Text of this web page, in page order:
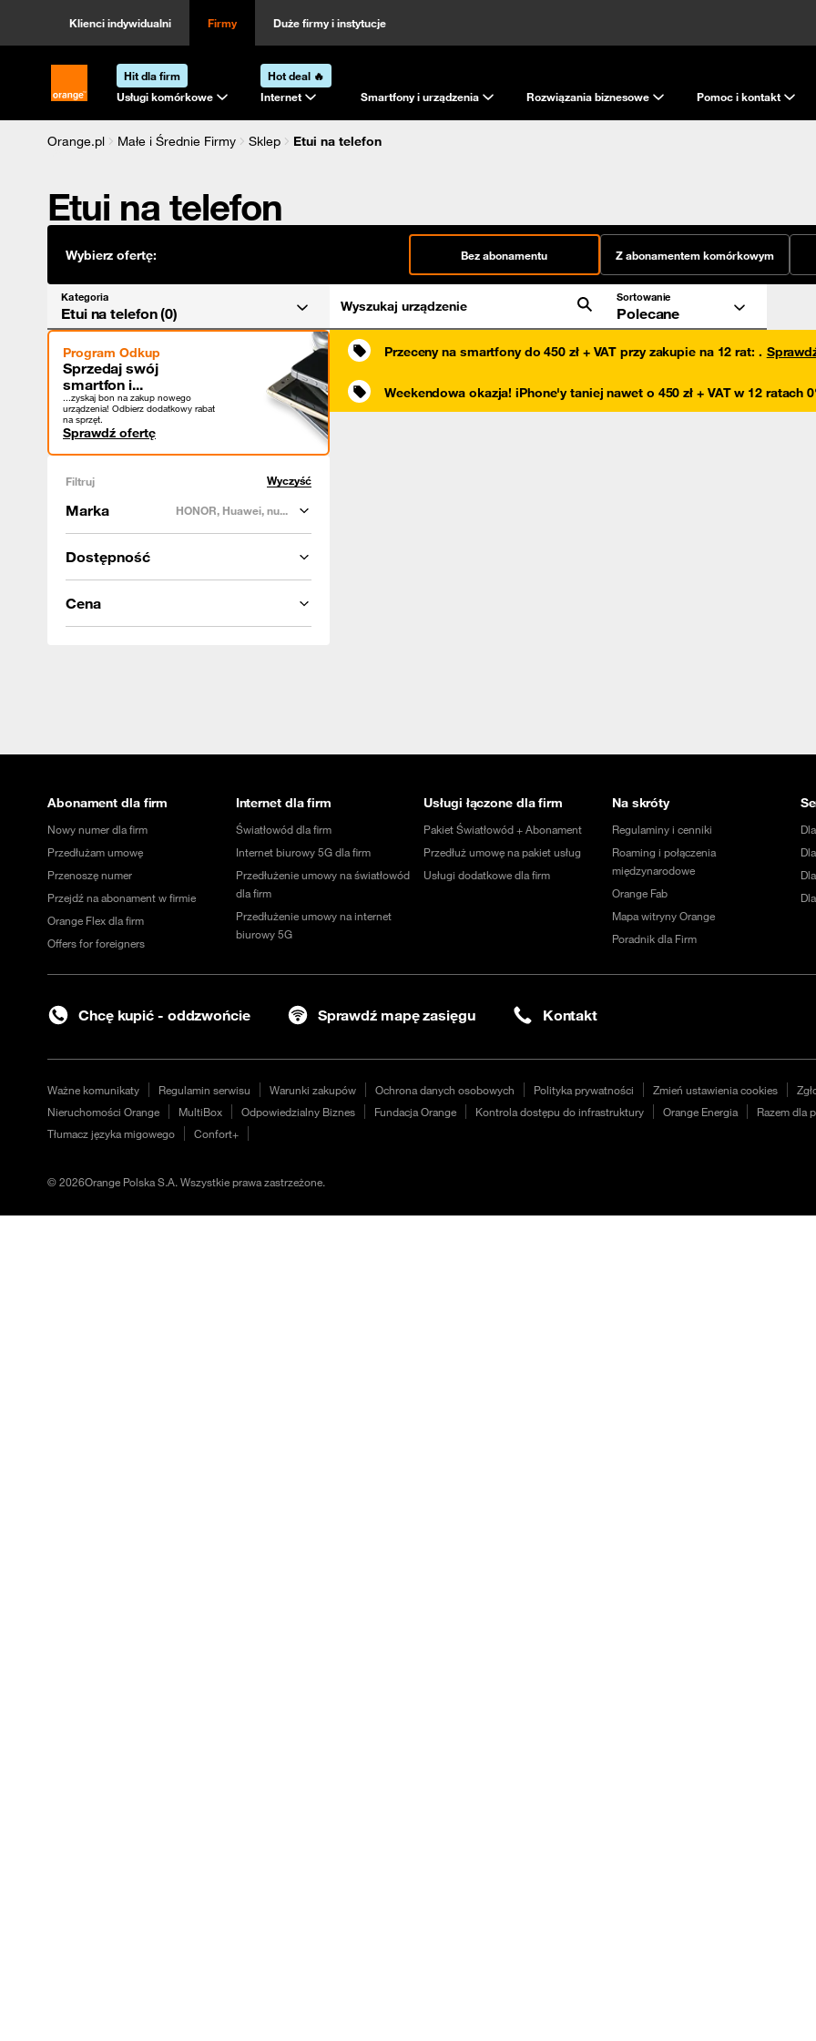
Klienci indywidualni Firmy Duże firmy i instytucje
Strona główna Orange.pl
Hit dla firm
Usługi komórkowe
Hot deal 🔥
Internet
Smartfony i urządzenia Rozwiązania biznesowe Pomoc i kontakt
Orange.pl Małe i Średnie Firmy Sklep
Etui na telefon
Etui na telefon
Wybierz ofertę: Bez abonamentu Z abonamentem komórkowym
Kategoria
Etui na telefon (0) Wyszukaj urządzenie
Sortowanie
Polecane
Program Odkup
Sprzedaj swój
smartfon i...
...zyskaj bon na zakup nowego
urządzenia! Odbierz dodatkowy rabat
na sprzęt.
Sprawdź ofertę
Filtruj Wyczyść
Marka HONOR, Huawei, nu...
Dostępność
Cena
Przeceny na smartfony do 450 zł + VAT przy zakupie na 12 rat: .
Weekendowa okazja! iPhone'y taniej nawet o 450 zł + VAT w 12 ratach
Abonament dla firm
Nowy numer dla firm
Przedłużam umowę
Przenoszę numer
Przejdź na abonament w firmie
Orange Flex dla firm
Offers for foreigners
Internet dla firm
Światłowód dla firm
Internet biurowy 5G dla firm
Przedłużenie umowy na światłowód
dla firm
Przedłużenie umowy na internet
biurowy 5G
Usługi łączone dla firm
Pakiet Światłowód + Abonament
Przedłuż umowę na pakiet usług
Usługi dodatkowe dla firm
Na skróty
Regulaminy i cenniki
Roaming i połączenia
międzynarodowe
Orange Fab
Mapa witryny Orange
Poradnik dla Firm
Chcę kupić - oddzwońcie Sprawdź mapę zasięgu Kontakt
Ważne komunikaty Regulamin serwisu Warunki zakupów Ochrona danych osobowych Polityka prywatności Zmień ustawienia cookies
Nieruchomości Orange
MultiBox Odpowiedzialny Biznes Fundacja Orange Kontrola dostępu do infrastruktury Orange Energia Razem dla
Tłumacz języka migowego
Confort+
©2026Orange Polska S.A. Wszystkie prawa zastrzeżone.